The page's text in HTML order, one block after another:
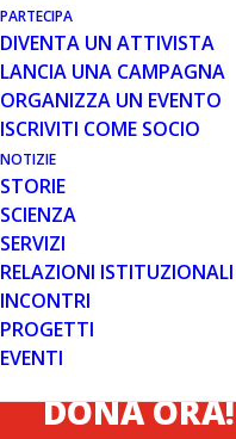
PARTECIPA
DIVENTA UN ATTIVISTA
LANCIA UNA CAMPAGNA
ORGANIZZA UN EVENTO
ISCRIVITI COME SOCIO
NOTIZIE
STORIE
SCIENZA
SERVIZI
RELAZIONI ISTITUZIONALI
INCONTRI
PROGETTI
EVENTI
DONA ORA!